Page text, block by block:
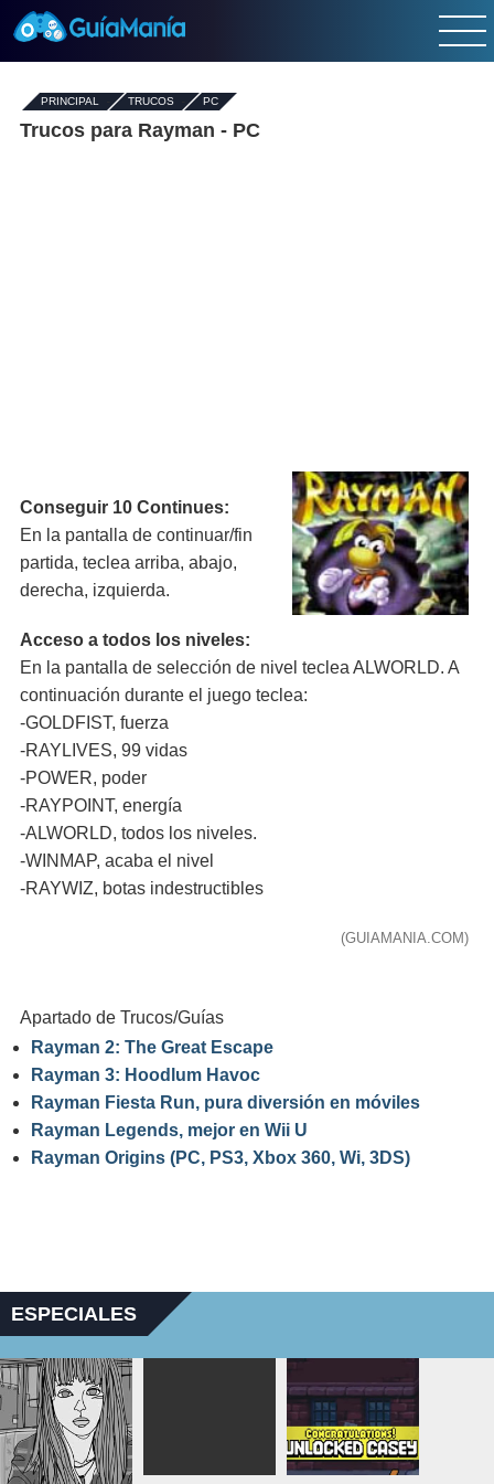
PRINCIPAL - TRUCOS- PC
Trucos para Rayman - PC
Conseguir 10 Continues:
En la pantalla de continuar/fin
partida, teclea arriba, abajo,
derecha, izquierda.
Acceso a todos los niveles:
En la pantalla de selección de nivel teclea ALWORLD. A
continuación durante el juego teclea:
-GOLDFIST, fuerza
-RAYLIVES, 99 vidas
-POWER, poder
-RAYPOINT, energía
-ALWORLD, todos los niveles.
-WINMAP, acaba el nivel
-RAYWIZ, botas indestructibles
(GUIAMANIA.COM)
Apartado de Trucos/Guías
Rayman 2: The Great Escape
Rayman 3: Hoodlum Havoc
Rayman Fiesta Run, pura diversión en móviles
Rayman Legends, mejor en Wii U
Rayman Origins (PC, PS3, Xbox 360, Wi, 3DS)
ESPECIALES